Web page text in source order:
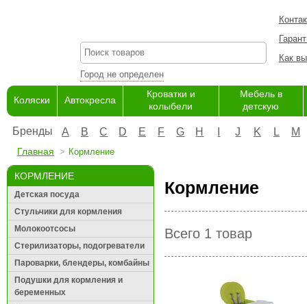
Город не определен
Как
Коляски Автокресла
Кроватки и
колыбели
Мебель в
детскую
Бренды A B C D E F G H J K L M
Главная Кормление
КОРМЛЕНИЕ
Детская посуда
Стульчики для кормления
Молокоотсосы
Стерилизаторы, подогреватели
Пароварки, блендеры, комбайны
Подушки для кормления и
беременных
Кормление
Всего 1 товар